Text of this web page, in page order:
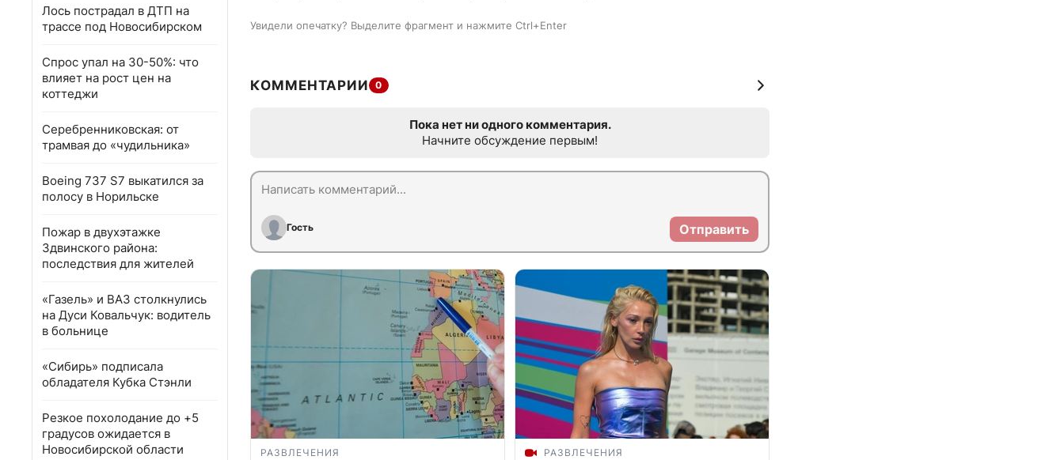
Лось пострадал в ДТП на
трассе под Новосибирском
Спрос упал на 30-50%: что
влияет на рост цен на
коттеджи
Серебренниковская: от
трамвая до «чудильника»
Boeing 737 S7 выкатился за
полосу в Норильске
Пожар в двухэтажке
Здвинского района:
последствия для жителей
«Газель» и ВАЗ столкнулись
на Дуси Ковальчук: водитель
в больнице
«Сибирь» подписала
обладателя Кубка Стэнли
Резкое похолодание до +5
градусов ожидается в
Новосибирской области
Увидели опечатку? Выделите фрагмент и нажмите Ctrl+Enter
КОММЕНТАРИИ 0
Пока нет ни одного комментария.
Начните обсуждение первым!
Гость Отправить
РАЗВЛЕЧЕНИЯ РАЗВЛЕЧЕНИЯ